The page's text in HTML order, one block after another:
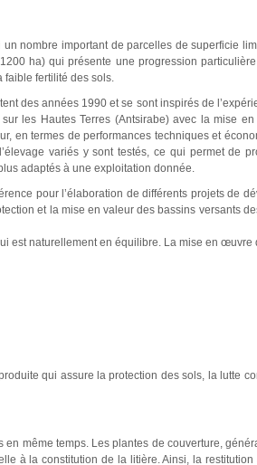
nombre important de parcelles de superficie
ha) qui présente une progression
faible fertilité des sols.
des années 1990 et se sont inspirés de
les Hautes Terres (Antsirabe) avec la mise
en termes de performances techniques et
variés y sont testés, ce qui permet de
adaptés à une exploitation donnée.
pour l’élaboration de différents projets de
et la mise en valeur des bassins versants
est naturellement en équilibre. La mise en
qui assure la protection des sols, la lutte
même temps. Les plantes de couverture,
à la constitution de la litière. Ainsi, la